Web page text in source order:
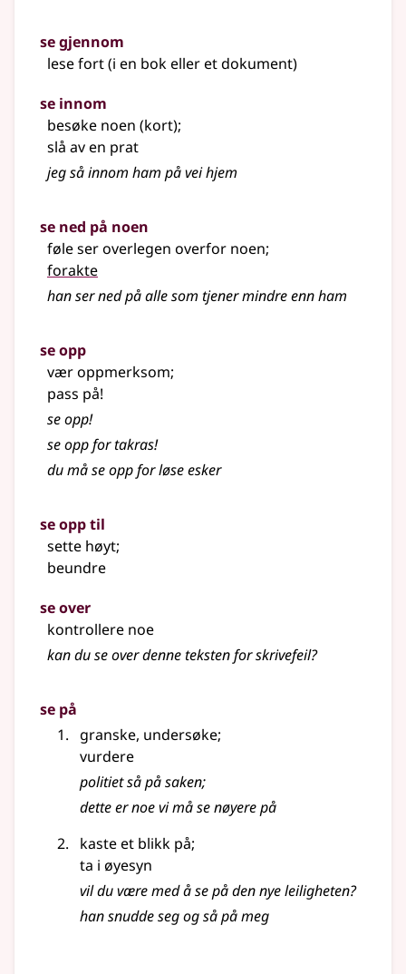
se gjennom
lese fort (i en bok eller et dokument)
se innom
besøke noen (kort);
slå av en prat
jeg så innom ham på vei hjem
se ned på noen
føle ser overlegen overfor noen;
forakte
han ser ned på alle som tjener mindre enn ham
se opp
vær oppmerksom;
pass på!
se opp!
se opp for takras!
du må se opp for løse esker
se opp til
sette høyt;
beundre
se over
kontrollere noe
kan du se over denne teksten for skrivefeil?
se på
granske, undersøke;
vurdere
politiet så på saken;
dette er noe vi må se nøyere på
kaste et blikk på;
ta i øyesyn
vil du være med å se på den nye leiligheten?
han snudde seg og så på meg